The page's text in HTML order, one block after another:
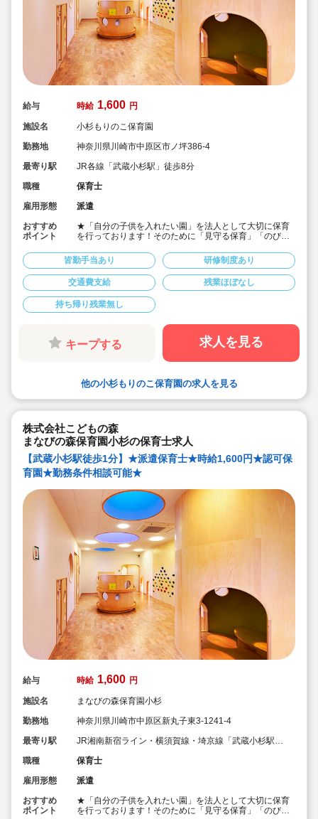
給与 時給 1,600 円
施設名
小杉もりのこ保育園
勤務地
神奈川県川崎市中原区市ノ坪386-4
最寄り駅
JR各線「武蔵小杉駅」徒歩8分
職種
保育士
雇用形態
派遣
おすすめ
ポイント
★「自分の子供を入れたい園」を法人として大切に保育
を行っております！そのために「見守る保育」「のびの
す♪
★保育士専任のコンサルタントがあなたの派遣就業を安
心サポートいたします
★武蔵小杉駅より徒歩8分の定員60名の認可保育園！
★時給1,600円の求人です！
★勤務条件等相談可能です！
キララサポートで派遣就業する3つのメリット
・求人提案から就業後のサポートまで専任コンサルタン
トが細やかに対応します
・手当や福利厚生については当社独自のサービスもご用
ったサポートに定評があります
皆勤手当あり 研修制度あり
交通費支給 残業ほぼなし
持ち帰り残業無し
キープする 求人を見る
他の小杉もりのこ保育園の求人を見る
株式会社こどもの森
まなびの森保育園小杉の保育士求人
【武蔵小杉駅徒歩1分】★派遣保育士★時給1,600円★認可保
育園★勤務条件相談可能★
給与 時給 1,600 円
施設名
まなびの森保育園小杉
勤務地
神奈川県川崎市中原区新丸子東3-1241-4
最寄り駅
JR湘南新宿ライン・横須賀線・埼京線「武蔵小杉駅」
職種
保育士
雇用形態
派遣
おすすめ
ポイント
★「自分の子供を入れたい園」を法人として大切に保育
を行っております！そのために「見守る保育」「のびの